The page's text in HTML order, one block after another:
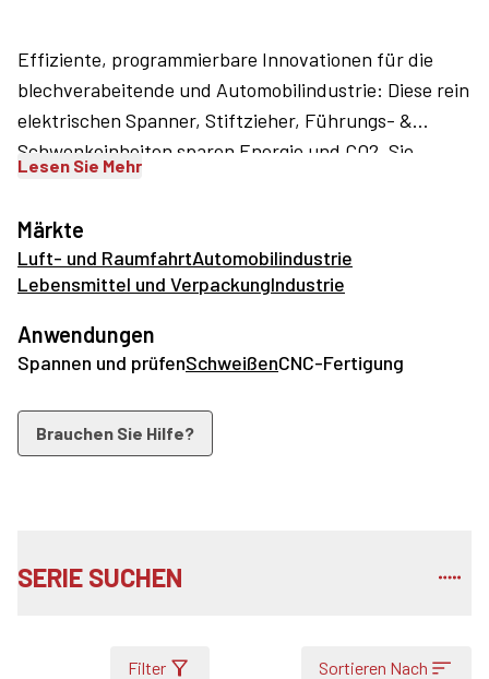
Effiziente, programmierbare Innovationen für die
blechverabeitende und Automobilindustrie: Diese rein
elektrischen Spanner, Stiftzieher, Führungs- &
Schwenkeinheiten sparen Energie und CO2. Sie
Spannsysteme und Werkstückhalterungen für die
Automobil- und Transportindustrie. Hier effiziente
Lesen Sie Mehr
Märkte
Luft- und RaumfahrtAutomobilindustrie
Lebensmittel und VerpackungIndustrie
Anwendungen
Spannen und prüfenSchweißenCNC-Fertigung
Brauchen Sie Hilfe?
SERIE SUCHEN
Filter Sortieren Nach